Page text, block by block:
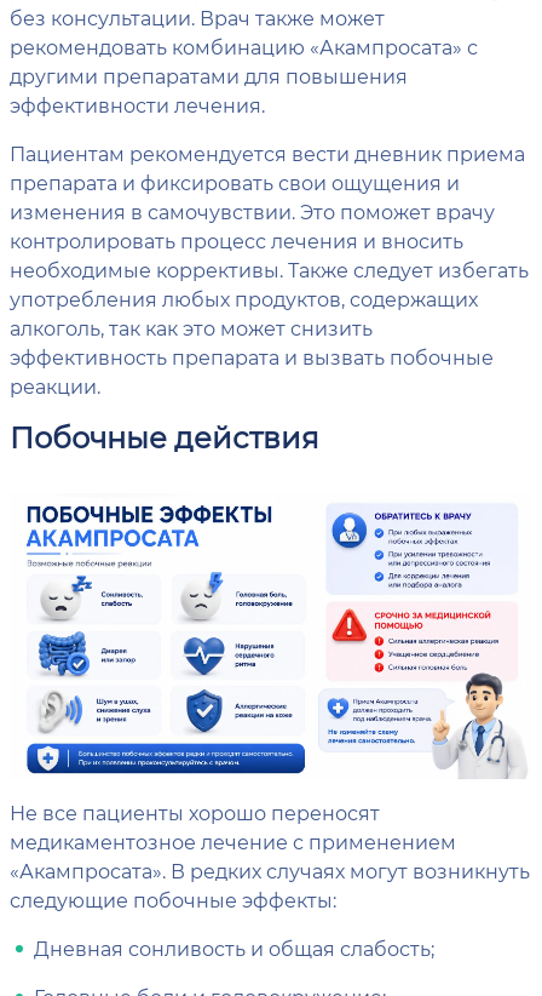
без консультации. Врач также может
рекомендовать комбинацию «Акампросата» с
другими препаратами для повышения
эффективности лечения.
Пациентам рекомендуется вести дневник приема
препарата и фиксировать свои ощущения и
изменения в самочувствии. Это поможет врачу
контролировать процесс лечения и вносить
необходимые коррективы. Также следует избегать
употребления любых продуктов, содержащих
алкоголь, так как это может снизить
эффективность препарата и вызвать побочные
реакции.
Побочные действия
Не все пациенты хорошо переносят
медикаментозное лечение с применением
«Акампросата». В редких случаях могут возникнуть
следующие побочные эффекты:
Дневная сонливость и общая слабость;